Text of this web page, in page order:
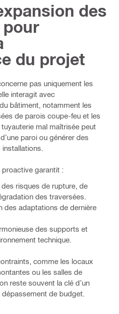
des
du projet
pas uniquement les
interagit avec
bâtiment, notamment les
de parois coupe-feu et les
mal maîtrisée peut
paroi ou générer des
proactive garantit :
risques de rupture, de
des traversées.
des adaptations de dernière
des supports et
technique.
comme les locaux
ou les salles de
reste souvent la clé d’un
de budget.